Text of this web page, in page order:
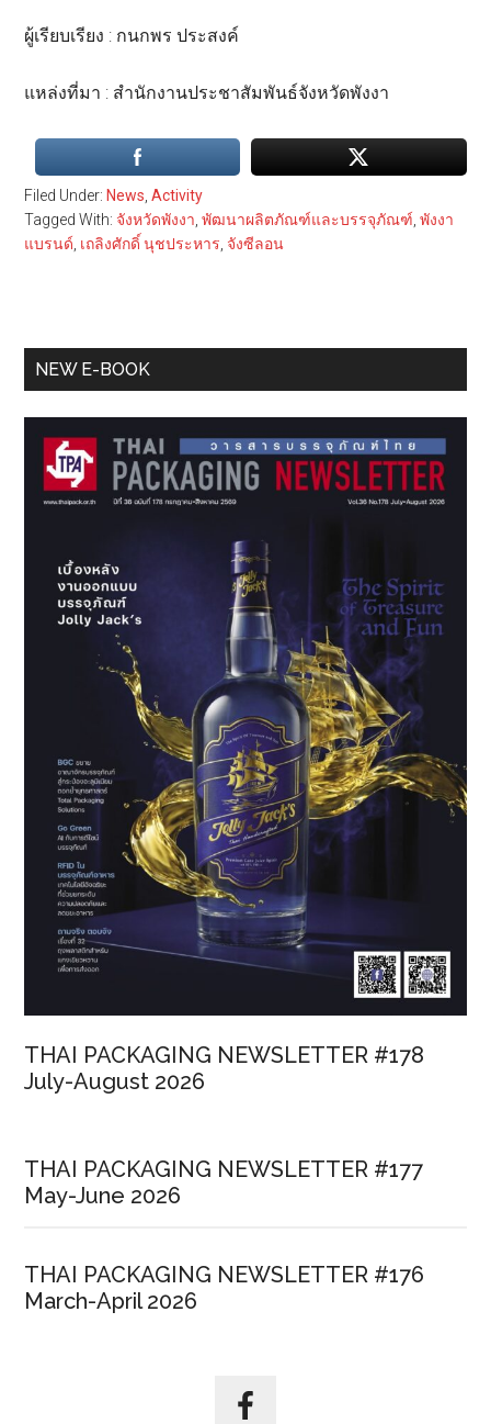
ผู้เรียบเรียง : กนกพร ประสงค์
แหล่งที่มา : สำนักงานประชาสัมพันธ์จังหวัดพังงา
Filed Under: News ,Activity
Tagged With: จังหวัดพังงา ,พัฒนาผลิตภัณฑ์และบรรจุภัณฑ์ ,พังงา
แบรนด์ เถลิงศักดิ์ นุชประหาร จังซีลอน
Primary
NEW E-BOOK
THAI PACKAGING NEWSLETTER #178
July-August 2026
THAI PACKAGING NEWSLETTER #177
May-June 2026
THAI PACKAGING NEWSLETTER #176
March-April 2026